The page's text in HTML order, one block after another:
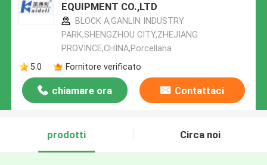
EQUIPMENT CO.,LTD
BLOCK A,GANLIN INDUSTRY
PARK,SHENGZHOU CITY,ZHEJIANG
PROVINCE,CHINA,Porcellana
5.0
Fornitore verificato
chiamare ora Contattaci
prodotti Circa noi